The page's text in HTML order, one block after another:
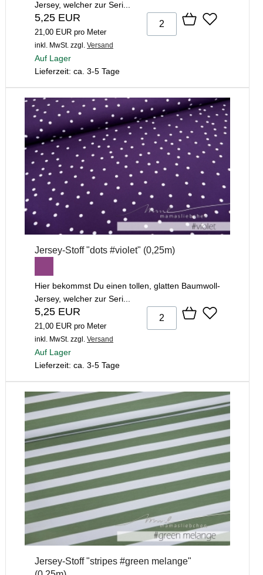
Jersey, welcher zur Seri...
5,25 EUR
21,00 EUR pro Meter
inkl. MwSt. zzgl. Versand
Auf Lager
Lieferzeit: ca. 3-5 Tage
Jersey-Stoff "dots #violet" (0,25m)
Hier bekommst Du einen tollen, glatten Baumwoll-
Jersey, welcher zur Seri...
5,25 EUR
21,00 EUR pro Meter
inkl. MwSt. zzgl. Versand
Auf Lager
Lieferzeit: ca. 3-5 Tage
Jersey-Stoff "stripes #green melange"